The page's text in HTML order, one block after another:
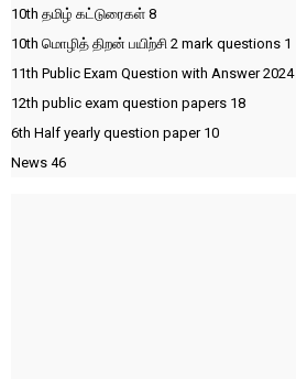
10th தமிழ் கட்டுரைகள் 8
10th மொழித் திறன் பயிற்சி 2 mark questions 1
11th Public Exam Question with Answer 2024
12th public exam question papers 18
6th Half yearly question paper 10
News 46